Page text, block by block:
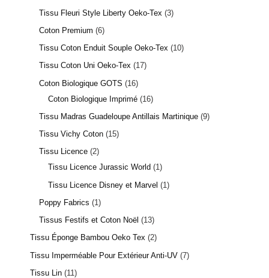
Tissu Fleuri Style Liberty Oeko-Tex 3
Coton Premium 6
Tissu Coton Enduit Souple Oeko-Tex
10
Tissu Coton Uni Oeko-Tex
17
Coton Biologique GOTS
16
Coton Biologique Imprimé 16
Tissu Madras Guadeloupe Antillais Martinique 9
Tissu Vichy Coton 15
Tissu Licence 2
Tissu Licence Jurassic World
1
Tissu Licence Disney et Marvel
1
Poppy Fabrics
1
Tissus Festifs et Coton Noël
13
Tissu Éponge Bambou Oeko Tex 2
Tissu Imperméable Pour Extérieur Anti-UV 7
Tissu Lin 11